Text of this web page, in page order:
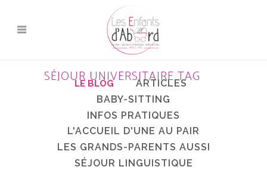
SÉJOUR UNIVERSITAIRE TAG
ARTICLES
BABY-SITTING
INFOS PRATIQUES
L'ACCUEIL D'UNE AU PAIR
LES GRANDS-PARENTS AUSSI
SÉJOUR LINGUISTIQUE